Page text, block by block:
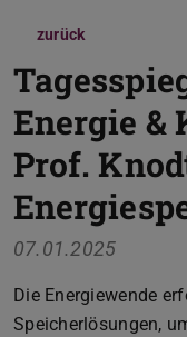
zurück
Energie &
Prof.
07.01.2025
Die Energiewende
Speicherlösungen,